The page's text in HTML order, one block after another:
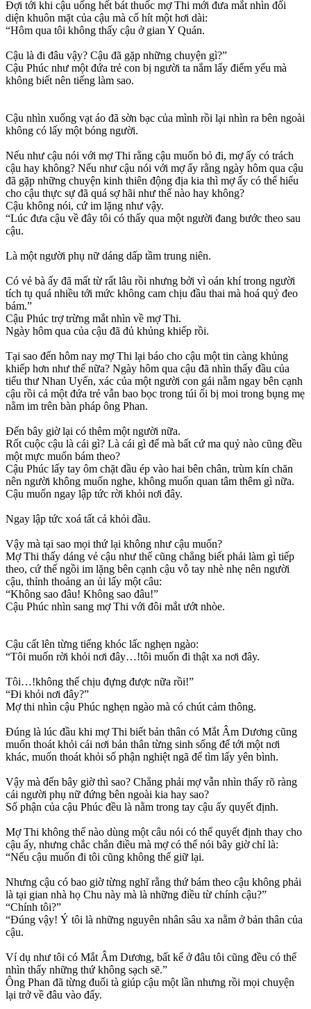
Đợi tới khi cậu uống hết bát thuốc mợ Thi mới đưa mắt nhìn đối
diện khuôn mặt của cậu mà cố hít một hơi dài:
“Hôm qua tôi không thấy cậu ở gian Y Quán.
Cậu là đi đâu vậy? Cậu đã gặp những chuyện gì?”
Cậu Phúc như một đứa trẻ con bị người ta nắm lấy điểm yếu mà
không biết nên tiếng làm sao.
Cậu nhìn xuống vạt áo đã sờn bạc của mình rồi lại nhìn ra bên ngoài
không có lấy một bóng người.
Nếu như cậu nói với mợ Thi rằng cậu muốn bỏ đi, mợ ấy có trách
cậu hay không? Nếu như cậu nói với mợ ấy rằng ngày hôm qua cậu
đã gặp những chuyện kinh thiên động địa kia thì mợ ấy có thể hiểu
cho cậu thực sự đã quá sợ hãi như thế nào hay không?
Cậu không nói, cứ im lặng như vậy.
“Lúc đưa cậu về đây tôi có thấy qua một người đang bước theo sau
cậu.
Là một người phụ nữ dáng dấp tầm trung niên.
Có vẻ bà ấy đã mất từ rất lâu rồi nhưng bởi vì oán khí trong người
tích tụ quá nhiều tới mức không cam chịu đầu thai mà hoá quỷ đeo
bám.”
Cậu Phúc trợ trừng mắt nhìn về mợ Thi.
Ngày hôm qua của cậu đã đủ khủng khiếp rồi.
Tại sao đến hôm nay mợ Thi lại báo cho cậu một tin càng khủng
khiếp hơn như thế nữa? Ngày hôm qua cậu đã nhìn thấy đầu của
tiểu thư Nhan Uyển, xác của một người con gái nằm ngay bên cạnh
cậu rồi cả một đứa trẻ vẫn bao bọc trong túi ối bị moi trong bụng mẹ
nằm im trên bàn pháp ông Phan.
Đến bây giờ lại có thêm một người nữa.
Rốt cuộc cậu là cái gì? Là cái gì để mà bất cứ ma quỷ nào cũng đều
một mực muốn bám theo?
Cậu Phúc lấy tay ôm chặt đầu ép vào hai bên chân, trùm kín chăn
nên người không muốn nghe, không muốn quan tâm thêm gì nữa.
Cậu muốn ngay lập tức rời khỏi nơi đây.
Ngay lập tức xoá tất cả khỏi đầu.
Vậy mà tại sao mọi thứ lại không như cậu muốn?
Mợ Thi thấy dáng vẻ cậu như thế cũng chẳng biết phải làm gì tiếp
theo, cứ thế ngồi im lặng bên cạnh cậu vỗ tay nhè nhẹ nên người
cậu, thỉnh thoảng an ủi lấy một câu:
“Không sao đâu! Không sao đâu!”
Cậu Phúc nhìn sang mợ Thi với đôi mắt ướt nhòe.
Cậu cất lên từng tiếng khóc lấc nghẹn ngào:
“Tôi muốn rời khỏi nơi đây…!tôi muốn đi thật xa nơi đây.
Tôi…!không thể chịu đựng được nữa rồi!”
“Đi khỏi nơi đây?”
Mợ thi nhìn cậu Phúc nghẹn ngào mà có chút cảm thông.
Đúng là lúc đầu khi mợ Thi biết bản thân có Mắt Âm Dương cũng
muốn thoát khỏi cái nơi bản thân từng sinh sống để tới một nơi
khác, muốn thoát khỏi số phận nghiệt ngã để tìm lấy yên bình.
Vậy mà đến bây giờ thì sao? Chẳng phải mợ vẫn nhìn thấy rõ ràng
cái người phụ nữ đứng bên ngoài kia hay sao?
Số phận của cậu Phúc đều là nằm trong tay cậu ấy quyết định.
Mợ Thi không thể nào dùng một câu nói có thể quyết định thay cho
cậu ấy, nhưng chắc chắn điều mà mợ có thể nói bây giờ chỉ là:
“Nếu cậu muốn đi tôi cũng không thể giữ lại.
Nhưng cậu có bao giờ từng nghĩ rằng thứ bám theo cậu không phải
là tại gian nhà họ Chu này mà là những điều từ chính cậu?”
“Chính tôi?”
“Đúng vậy! Ý tôi là những nguyên nhân sâu xa nằm ở bản thân của
cậu.
Ví dụ như tôi có Mắt Âm Dương, bất kể ở đâu tôi cũng đều có thể
nhìn thấy những thứ không sạch sẽ.”
Ông Phan đã từng đuổi tà giúp cậu một lần nhưng rồi mọi chuyện
lại trở về đâu vào đấy.